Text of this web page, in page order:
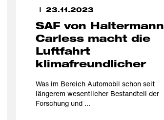
23.11.2023
SAF von Haltermann
Carless macht die
Luftfahrt
klimafreundlicher
Was im Bereich Automobil schon seit
längerem wesentlicher Bestandteil der
Forschung und ...